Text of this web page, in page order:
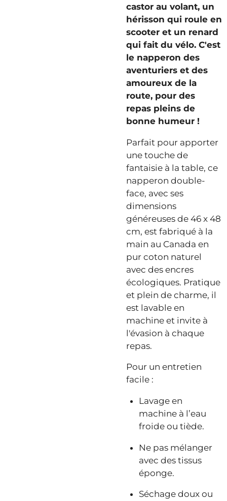
castor au volant, un
hérisson qui roule en
scooter et un renard
qui fait du vélo. C'est
le napperon des
aventuriers et des
amoureux de la
route, pour des
repas pleins de
bonne humeur !
Parfait pour apporter
une touche de
fantaisie à la table, ce
napperon double-
face, avec ses
dimensions
généreuses de 46 x 48
cm, est fabriqué à la
main au Canada en
pur coton naturel
avec des encres
écologiques. Pratique
et plein de charme, il
est lavable en
machine et invite à
l'évasion à chaque
repas.
Pour un entretien
facile :
Lavage en
machine à l’eau
froide ou tiède.
Ne pas mélanger
avec des tissus
éponge.
Séchage doux ou